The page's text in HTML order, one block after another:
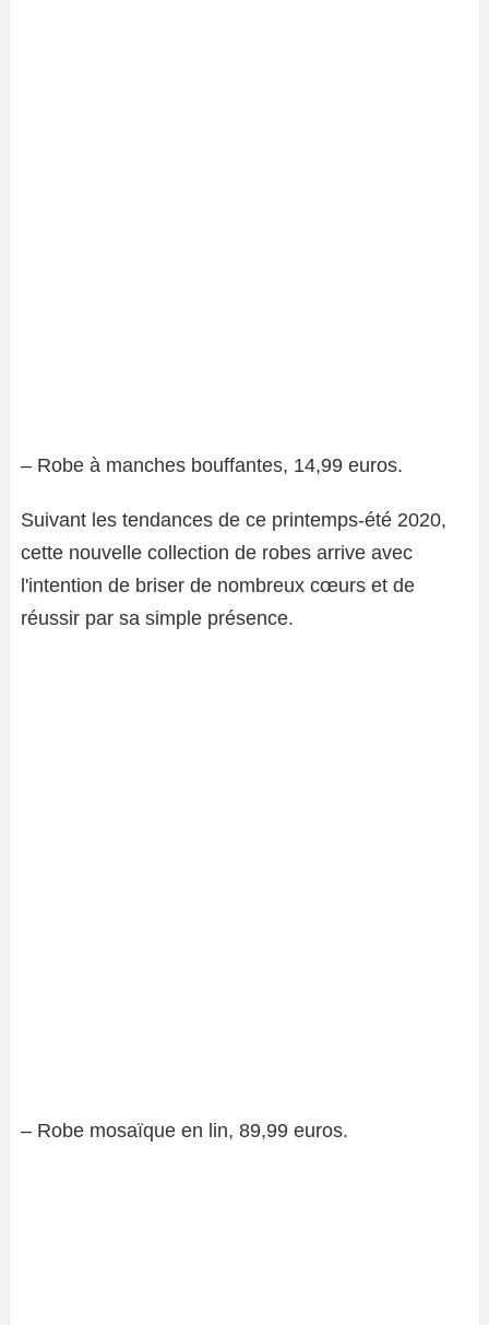
– Robe à manches bouffantes, 14,99 euros.
Suivant les tendances de ce printemps-été 2020,
cette nouvelle collection de robes arrive avec
l'intention de briser de nombreux cœurs et de
réussir par sa simple présence.
– Robe mosaïque en lin, 89,99 euros.